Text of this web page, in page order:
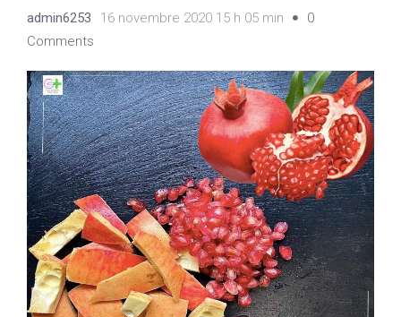
admin6253 16 novembre 2020 15 h 05 min
0
Comments